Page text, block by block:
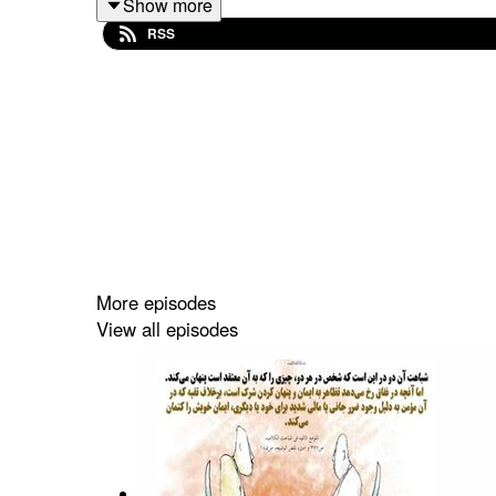
RSS
More episodes
View all episodes